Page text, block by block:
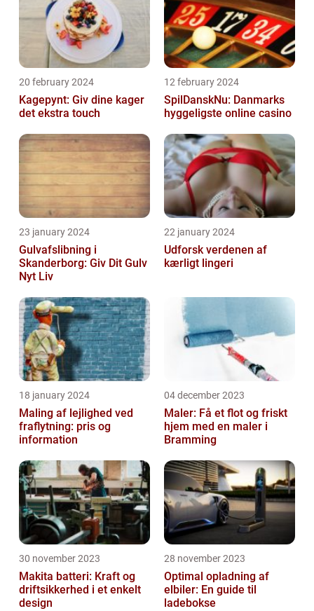
20 february 2024
Kagepynt: Giv dine kager
det ekstra touch
12 february 2024
SpilDanskNu: Danmarks
hyggeligste online casino
23 january 2024
Gulvafslibning i
Skanderborg: Giv Dit Gulv
Nyt Liv
22 january 2024
Udforsk verdenen af
kærligt lingeri
18 january 2024
Maling af lejlighed ved
fraflytning: pris og
information
04 december 2023
Maler: Få et flot og friskt
hjem med en maler i
Bramming
30 november 2023
Makita batteri: Kraft og
driftsikkerhed i et enkelt
design
28 november 2023
Optimal opladning af
elbiler: En guide til
ladebokse